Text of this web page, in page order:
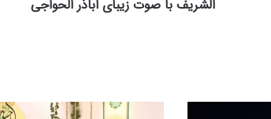
الشریف با صوت زیبای اباذر الحواجی